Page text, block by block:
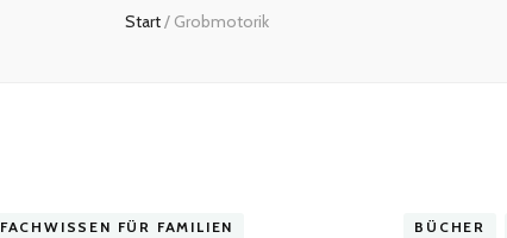
Start/ Grobmotorik
FACHWISSEN FÜR FAMILIEN
BÜCHER